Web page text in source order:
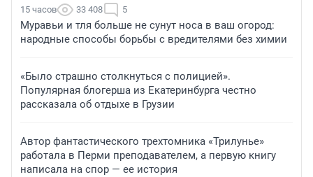
15 часов 33 408 5
Муравьи и тля больше не сунут носа в ваш огород:
народные способы борьбы с вредителями без химии
«Было страшно столкнуться с полицией».
Популярная блогерша из Екатеринбурга честно
рассказала об отдыхе в Грузии
Автор фантастического трехтомника «Трилунье»
работала в Перми преподавателем, а первую книгу
написала на спор — ее история